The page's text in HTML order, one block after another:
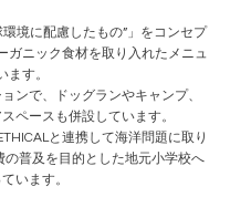
境に配慮したもの”」をコンセプ
ガニック食材を取り入れたメニュ
ます。
ンで、ドッグランやキャンプ、
ペースも併設しています。
と連携して海洋問題に取り
の普及を目的とした地元小学校へ
います。